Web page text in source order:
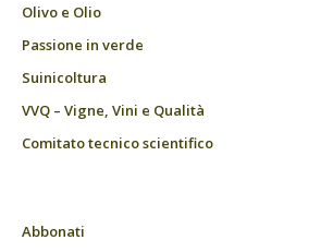
Olivo e Olio
Passione in verde
Suinicoltura
VVQ – Vigne, Vini e Qualità
Comitato tecnico scientifico
Abbonati